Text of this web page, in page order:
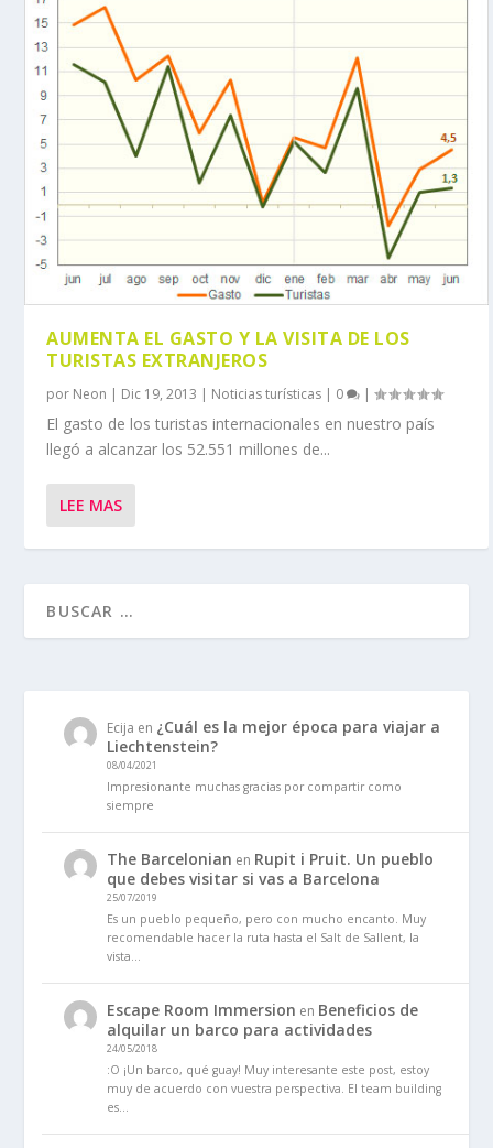
AUMENTA EL GASTO Y LA VISITA DE LOS
TURISTAS EXTRANJEROS
por Neon | Dic 19, 2013 | Noticias turísticas | 0 |
El gasto de los turistas internacionales en nuestro país
llegó a alcanzar los 52.551 millones de...
LEE MAS
Ecija en ¿Cuál es la mejor época para viajar a
Liechtenstein?
08/04/2021
Impresionante muchas gracias por compartir como
siempre
The Barcelonian en Rupit i Pruit. Un pueblo
que debes visitar si vas a Barcelona
25/07/2019
Es un pueblo pequeño, pero con mucho encanto. Muy
recomendable hacer la ruta hasta el Salt de Sallent, la
vista…
Escape Room Immersion en Beneficios de
alquilar un barco para actividades
24/05/2018
:O ¡Un barco, qué guay! Muy interesante este post, estoy
muy de acuerdo con vuestra perspectiva. El team building
es…